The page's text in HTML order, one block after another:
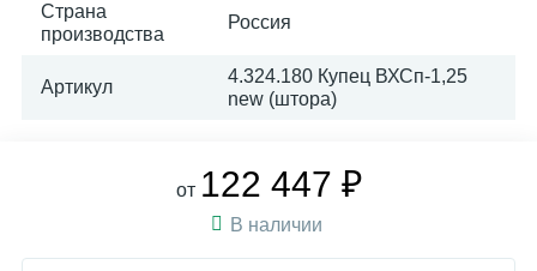
Страна
производства
Россия
Артикул
4.324.180 Купец ВХСп-1,25
new (штора)
от 122 447 ₽
В наличии